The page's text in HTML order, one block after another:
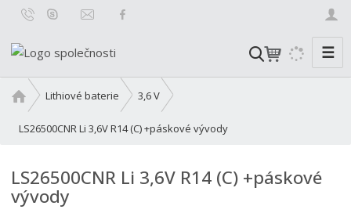
V
a
t
☰
v
o
í
s
Lithiové baterie 3,6 V
LS26500CNR Li 3,6V R14 (C) +páskové vývody
LS26500CNR Li 3,6V R14 (C) +páskové
vývody